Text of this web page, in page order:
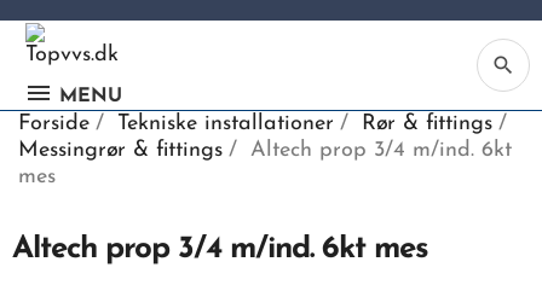
MENU
search
Forside Tekniske installationer
Rør & fittings
Messingrør & fittings
Altech prop 3/4 m/ind. 6kt
mes
Altech prop 3/4 m/ind. 6kt mes